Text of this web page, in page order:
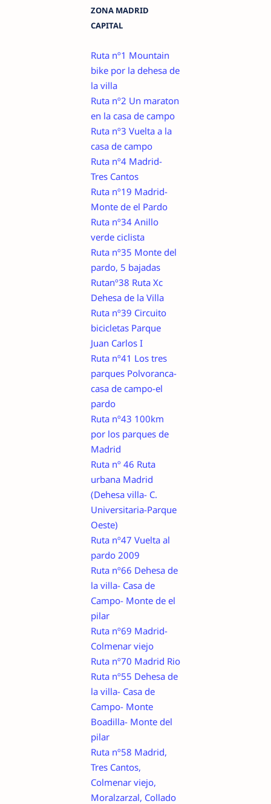
ZONA MADRID
CAPITAL
Ruta nº1 Mountain
bike por la dehesa de
la villa
Ruta nº2 Un maraton
en la casa de campo
Ruta nº3 Vuelta a la
casa de campo
Ruta nº4 Madrid-
Tres Cantos
Ruta nº19 Madrid-
Monte de el Pardo
Ruta nº34 Anillo
verde ciclista
Ruta nº35 Monte del
pardo, 5 bajadas
Rutanº38 Ruta Xc
Dehesa de la Villa
Ruta nº39 Circuito
bicicletas Parque
Juan Carlos I
Ruta nº41 Los tres
parques Polvoranca-
casa de campo-el
pardo
Ruta nº43 100km
por los parques de
Madrid
Ruta nº 46 Ruta
urbana Madrid
(Dehesa villa- C.
Universitaria-Parque
Oeste)
Ruta nº47 Vuelta al
pardo 2009
Ruta nº66 Dehesa de
la villa- Casa de
Campo- Monte de el
pilar
Ruta nº69 Madrid-
Colmenar viejo
Ruta nº70 Madrid Rio
Ruta nº55 Dehesa de
la villa- Casa de
Campo- Monte
Boadilla- Monte del
pilar
Ruta nº58 Madrid,
Tres Cantos,
Colmenar viejo,
Moralzarzal, Collado